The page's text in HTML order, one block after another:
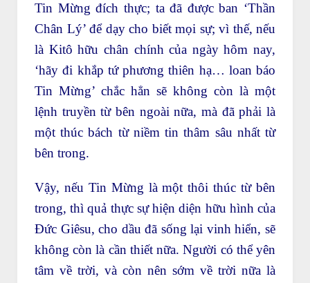
Tin Mừng đích thực; ta đã được ban ‘Thần
Chân Lý’ để dạy cho biết mọi sự; vì thế, nếu
là Kitô hữu chân chính của ngày hôm nay,
‘hãy đi khắp tứ phương thiên hạ… loan báo
Tin Mừng’ chắc hẳn sẽ không còn là một
lệnh truyền từ bên ngoài nữa, mà đã phải là
một thúc bách từ niềm tin thâm sâu nhất từ
bên trong.
Vậy, nếu Tin Mừng là một thôi thúc từ bên
trong, thì quả thực sự hiện diện hữu hình của
Đức Giêsu, cho dầu đã sống lại vinh hiển, sẽ
không còn là cần thiết nữa. Người có thể yên
tâm về trời, và còn nên sớm về trời nữa là